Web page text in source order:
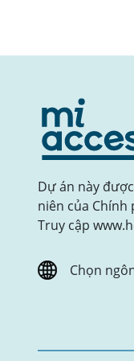
Dự án này
niên của Chính
Truy cập
Chọn